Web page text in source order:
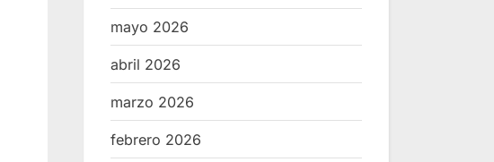
mayo 2026
abril 2026
marzo 2026
febrero 2026